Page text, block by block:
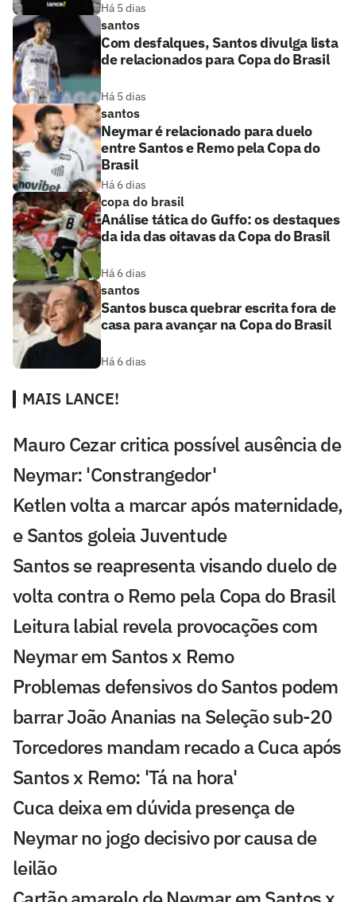
Há 5 dias
santos
Com desfalques, Santos divulga lista
de relacionados para Copa do Brasil
Há 5 dias
santos
Neymar é relacionado para duelo
entre Santos e Remo pela Copa do
Brasil
Há 6 dias
copa do brasil
Análise tática do Guffo: os destaques
da ida das oitavas da Copa do Brasil
Há 6 dias
santos
Santos busca quebrar escrita fora de
casa para avançar na Copa do Brasil
Há 6 dias
MAIS LANCE!
Mauro Cezar critica possível ausência de
Neymar: 'Constrangedor'
Ketlen volta a marcar após maternidade,
e Santos goleia Juventude
Santos se reapresenta visando duelo de
volta contra o Remo pela Copa do Brasil
Leitura labial revela provocações com
Neymar em Santos x Remo
Problemas defensivos do Santos podem
barrar João Ananias na Seleção sub-20
Torcedores mandam recado a Cuca após
Santos x Remo: 'Tá na hora'
Cuca deixa em dúvida presença de
Neymar no jogo decisivo por causa de
leilão